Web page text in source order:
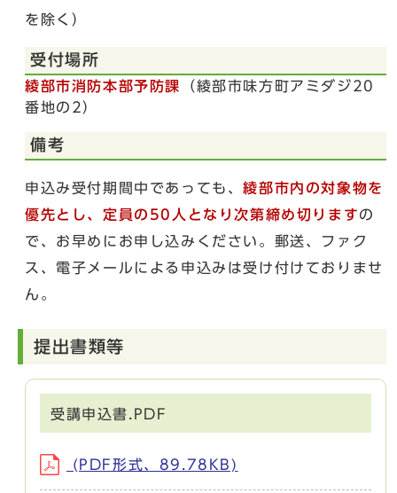
を除く）
受付場所
綾部市消防本部予防課
（綾部市味方町アミダジ20
番地の2）
備考
申込み受付期間中であっても、綾部市内の対象物を
優先とし、定員の50人となり次第締め切りますの
で、お早めにお申し込みください。郵送、ファク
ス、電子メールによる申込みは受け付けておりませ
ん。
提出書類等
受講申込書.PDF
(PDF形式、89.78KB)